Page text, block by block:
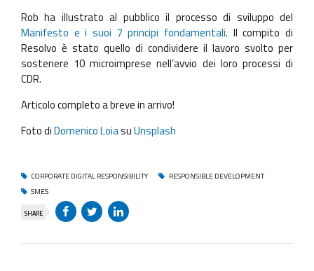
Rob ha illustrato al pubblico il processo di sviluppo del
Manifesto e i suoi 7 principi fondamentali. Il compito di
Resolvo è stato quello di condividere il lavoro svolto per
sostenere 10 microimprese nell’avvio dei loro processi di
CDR.
Articolo completo a breve in arrivo!
Foto diDomenico LoiasuUnsplash
CORPORATE DIGITAL RESPONSIBILITY
RESPONSIBLE DEVELOPMENT
SMES
SHARE